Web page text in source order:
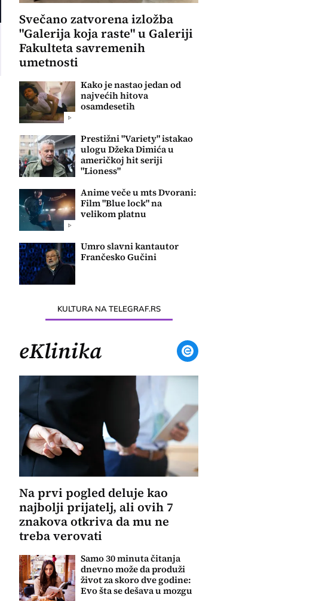
Svečano zatvorena izložba
"Galerija koja raste" u Galeriji
Fakulteta savremenih
umetnosti
Kako je nastao jedan od
najvećih hitova
osamdesetih
Prestižni "Variety" istakao
ulogu Džeka Dimića u
američkoj hit seriji
"Lioness"
Anime veče u mts Dvorani:
Film "Blue lock" na
velikom platnu
Umro slavni kantautor
Frančesko Gučini
KULTURA NA TELEGRAF.RS
eKlinika
Na prvi pogled deluje kao
najbolji prijatelj, ali ovih 7
znakova otkriva da mu ne
treba verovati
Samo 30 minuta čitanja
dnevno može da produži
život za skoro dve godine:
Evo šta se dešava u mozgu